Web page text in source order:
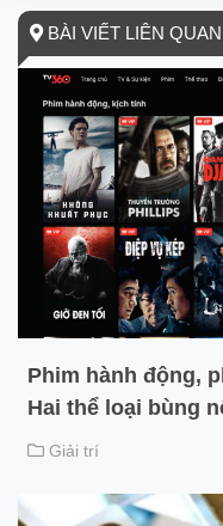
BÀI VIẾT LIÊN QUAN
Phim hành động,
Hai thể loại bùng
Giải trí